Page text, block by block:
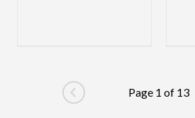
Go to previous page
Page 1 of 13